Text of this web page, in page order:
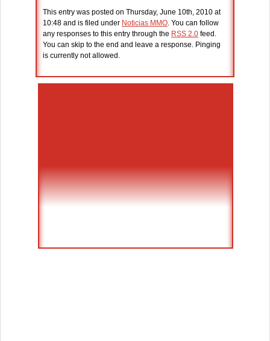
This entry was posted on Thursday, June 10th, 2010 at
10:48 and is filed under Noticias MMO. You can follow
any responses to this entry through the RSS 2.0 feed.
You can skip to the end and leave a response. Pinging
is currently not allowed.